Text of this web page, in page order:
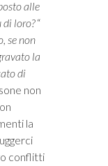
alle
di loro?“
se non
la
di
non
la
conflitti